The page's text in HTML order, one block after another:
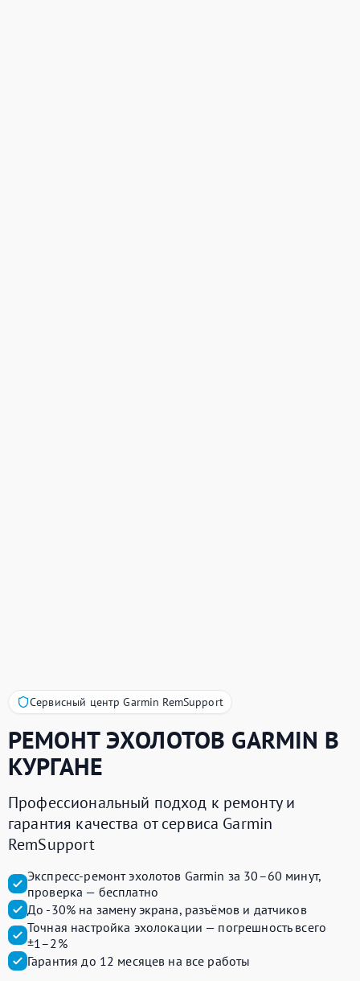
Сервисный центр Garmin RemSupport
РЕМОНТ ЭХОЛОТОВ GARMIN В
КУРГАНЕ
Профессиональный подход к ремонту и
гарантия качества от сервиса Garmin
RemSupport
Экспресс-ремонт эхолотов Garmin за 30–60 минут,
проверка — бесплатно
До -30% на замену экрана, разъёмов и датчиков
Точная настройка эхолокации — погрешность всего
±1–2%
Гарантия до 12 месяцев на все работы